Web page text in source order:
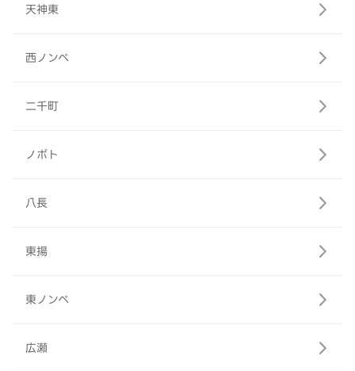
天神東
西ノンベ
二千町
ノボト
八長
東揚
東ノンベ
広瀬